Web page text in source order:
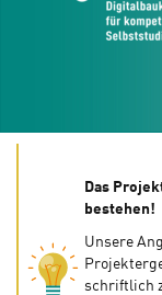
Das
bestehen!
Unsere
schriftlich